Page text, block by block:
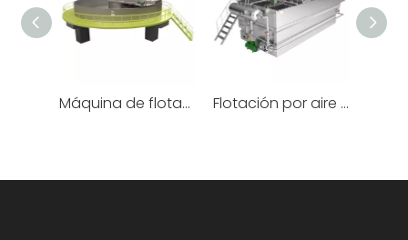
Máquina de flotación de aire poco profunda altamente eficiente Flotación por aire disuelto